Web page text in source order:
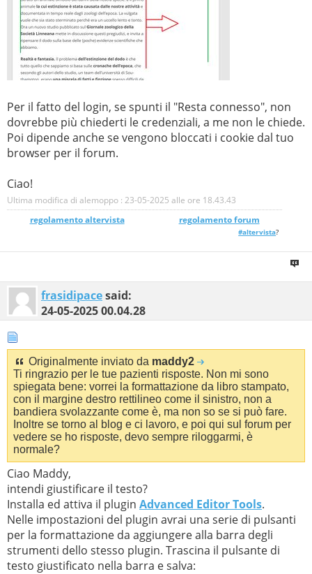
Per il fatto del login, se spunti il "Resta connesso", non
dovrebbe più chiederti le credenziali, a me non le chiede.
Poi dipende anche se vengono bloccati i cookie dal tuo
browser per il forum.
Ciao!
Ultima modifica di alemoppo : 23-05-2025 alle ore 18.43.43
regolamento altervista_______________ regolamento forum
#altervista?
frasidipacesaid:
24-05-202500.04.28
Originalmente inviato da maddy2
Ti ringrazio per le tue pazienti risposte. Non mi sono
spiegata bene: vorrei la formattazione da libro stampato,
con il margine destro rettilineo come il sinistro, non a
bandiera svolazzante come è, ma non so se si può fare.
Inoltre se torno al blog e ci lavoro, e poi qui sul forum per
vedere se ho risposte, devo sempre riloggarmi, è
normale?
Ciao Maddy,
intendi giustificare il testo?
Installa ed attiva il plugin Advanced Editor Tools.
Nelle impostazioni del plugin avrai una serie di pulsanti
per la formattazione da aggiungere alla barra degli
strumenti dello stesso plugin. Trascina il pulsante di
testo giustificato nella barra e salva: